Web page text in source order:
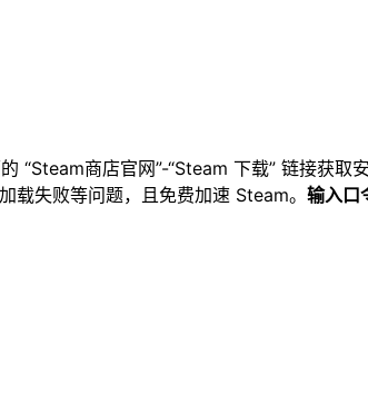
“Steam商店官网”-“Steam 下载” 链接获取
失败等问题，且免费加速 Steam。 输入口